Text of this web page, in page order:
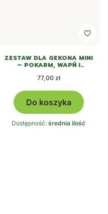
ZESTAW DLA GEKONA MINI
– POKARM, WAPŃ I
Cena
77,00 zł
Do koszyka
Dostępność:średnia ilość